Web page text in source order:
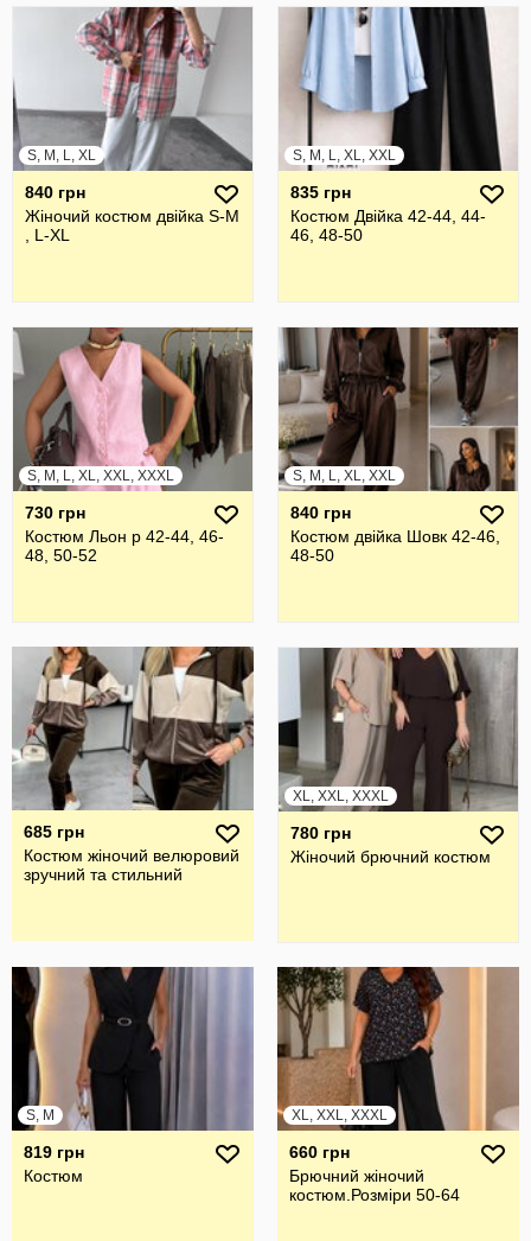
S, M, L, XL
840 грн
Жіночий костюм двійка S-M
, L-XL
S, M, L, XL, XXL
835 грн
Костюм Двійка 42-44, 44-
46, 48-50
S, M, L, XL, XXL, XXXL
730 грн
Костюм Льон р 42-44, 46-
48, 50-52
S, M, L, XL, XXL
840 грн
Костюм двійка Шовк 42-46,
48-50
685 грн
Костюм жіночий велюровий
зручний та стильний
XL, XXL, XXXL
780 грн
Жiночий брючний костюм
S, M
819 грн
Костюм
XL, XXL, XXXL
660 грн
Брючний жiночий
костюм.Розмiри 50-64